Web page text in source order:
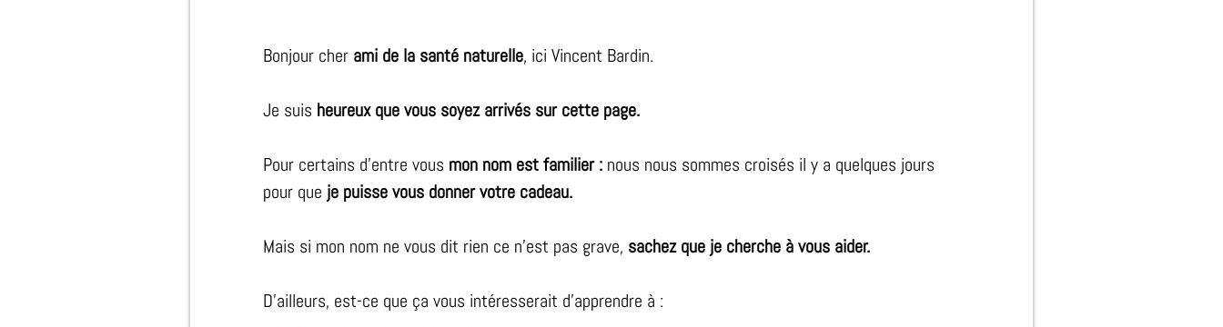
Bonjour cher ami de la santé naturelle, ici Vincent Bardin.
Je suis heureux que vous soyez arrivés sur cette page.
Pour certains d'entre vous mon nom est familier : nous nous sommes croisés il y a quelques jours
pour que je puisse vous donner votre cadeau.
Mais si mon nom ne vous dit rien ce n'est pas grave, sachez que je cherche à vous aider.
D’ailleurs, est-ce que ça vous intéresserait d’apprendre à :